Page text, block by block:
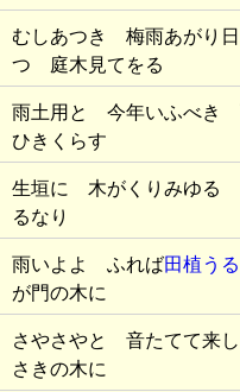
むしあつき 梅雨あがり
つ 庭木見てをる
雨土用と 今年いふべき
ひきくらす
生垣に 木がくりみゆる
るなり
雨いよよ ふれば田植うる
が門の木に
さやさやと 音たてて
さきの木に